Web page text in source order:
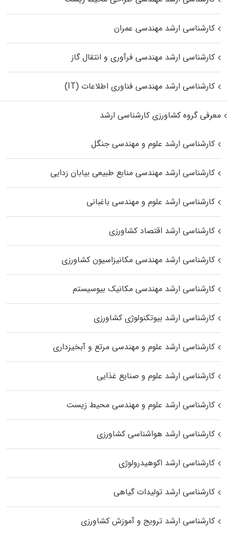
کارشناسی ارشد مهندسی عمران
کارشناسی ارشد مهندسی فرآوری و انتقال گاز
کارشناسی ارشد مهندسی فناوری اطلاعات (IT)
معرفی گروه کشاورزی کارشناسی ارشد
کارشناسی ارشد علوم و مهندسی جنگل
کارشناسی ارشد مهندسی منابع طبیعی بیابان زدایی
کارشناسی ارشد علوم و مهندسی باغبانی
کارشناسی ارشد اقتصاد کشاورزی
کارشناسی ارشد مهندسی مکانیزاسیون کشاورزی
کارشناسی ارشد مهندسی مکانیک بیوسیستم
کارشناسی ارشد بیوتکنولوژی کشاورزی
کارشناسی ارشد علوم و مهندسی مرتع و آبخیزداری
کارشناسی ارشد علوم و صنایع غذایی
کارشناسی ارشد علوم و مهندسی محیط زیست
کارشناسی ارشد هواشناسی کشاورزی
کارشناسی ارشد اکوهیدرولوژی
کارشناسی ارشد تولیدات گیاهی
کارشناسی ارشد ترویج و آموزش کشاورزی